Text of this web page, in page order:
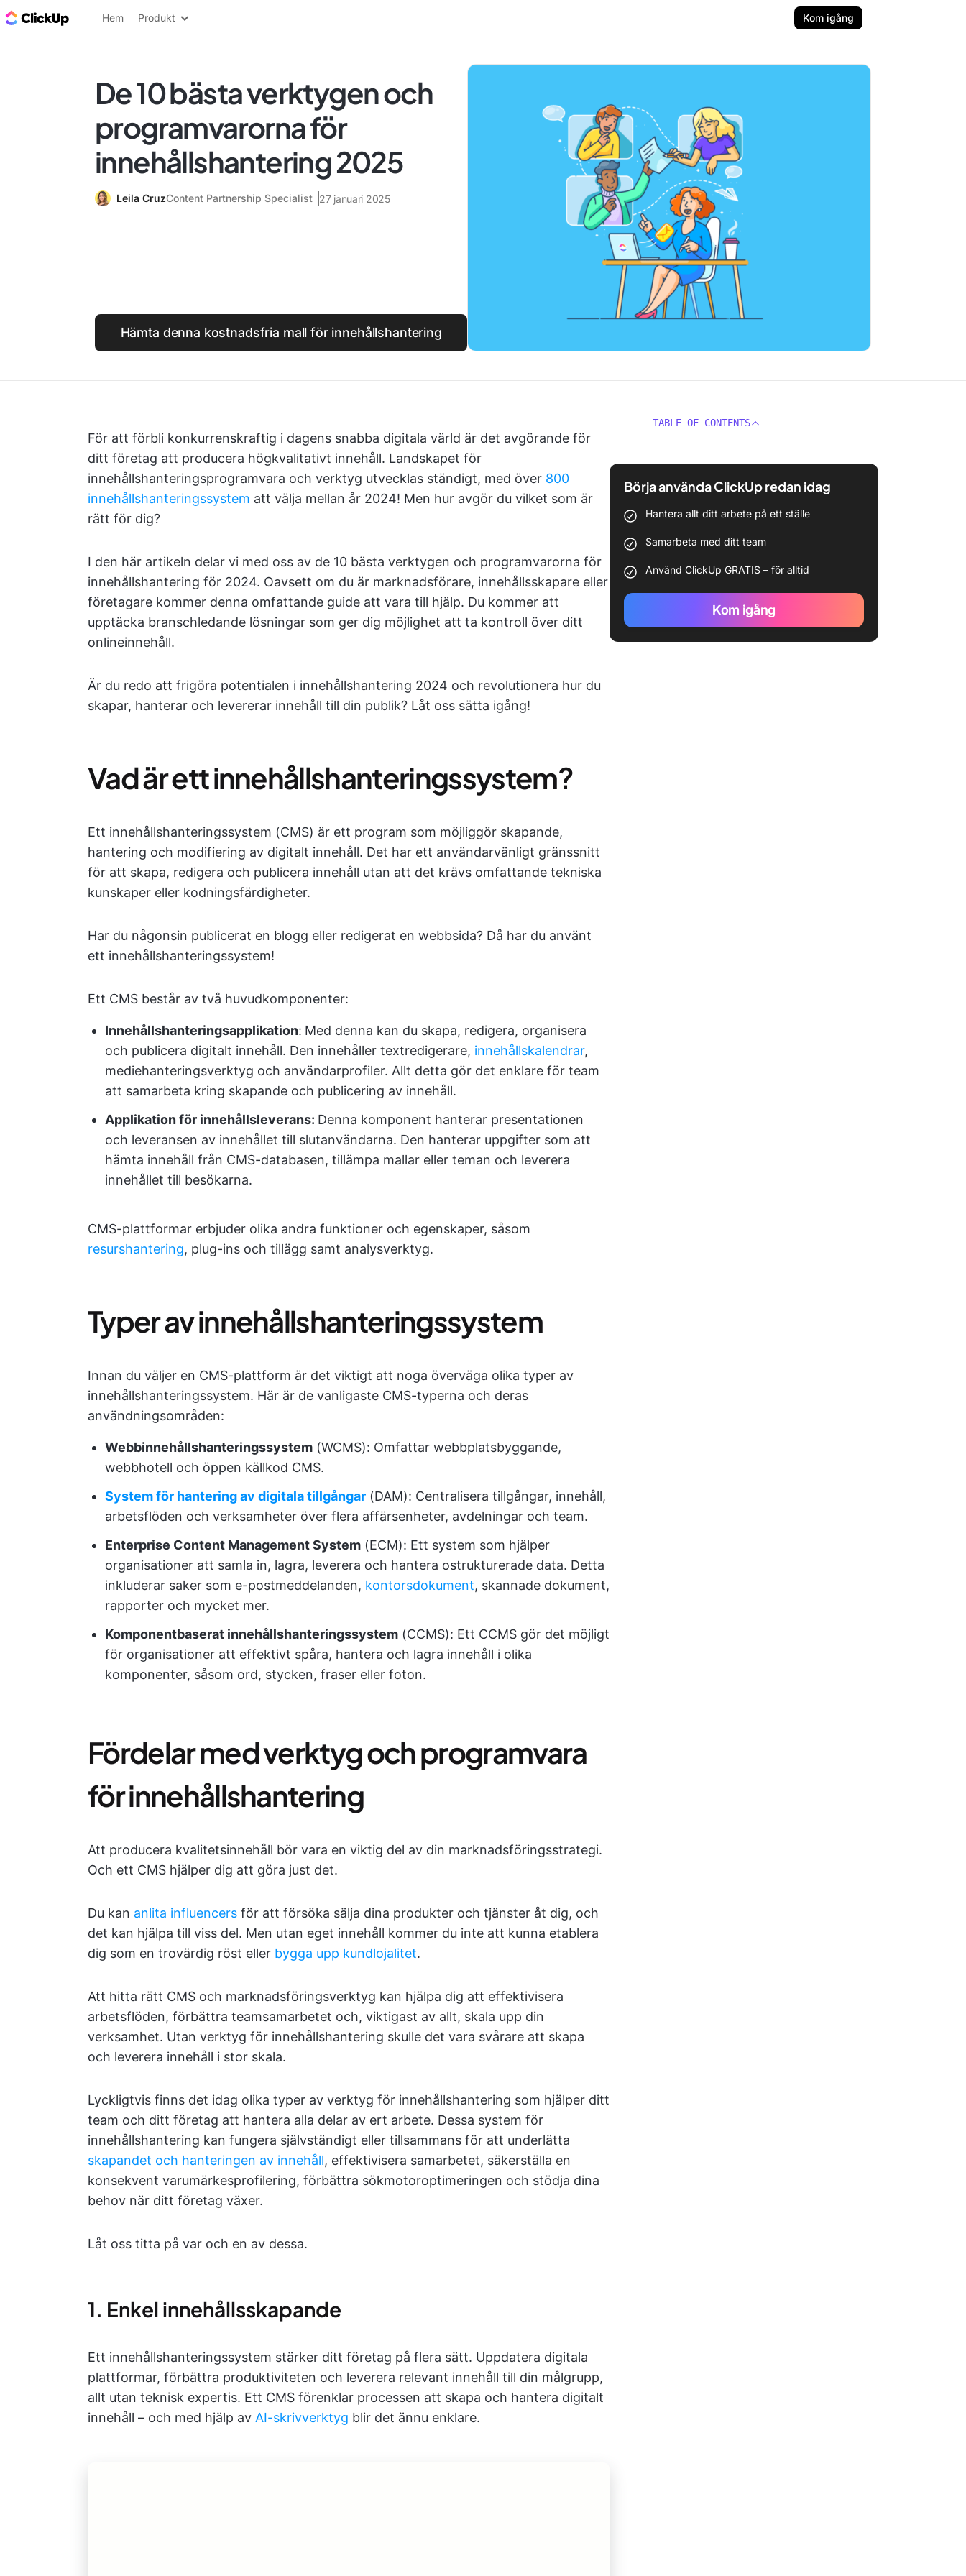
ClickUp-bloggen
Hem Produkt Kom igång
De 10 bästa verktygen och
programvarorna för
innehållshantering 2025
Leila CruzContent Partnership Specialist 27 januari 2025
Hämta denna kostnadsfria mall för innehållshantering
För att förbli konkurrenskraftig i dagens snabba digitala värld är det avgörande för
ditt företag att producera högkvalitativt innehåll. Landskapet för
innehållshanteringsprogramvara och verktyg utvecklas ständigt, med över 800
innehållshanteringssystem att välja mellan år 2024! Men hur avgör du vilket som är
rätt för dig?
I den här artikeln delar vi med oss av de 10 bästa verktygen och programvarorna för
innehållshantering för 2024. Oavsett om du är marknadsförare, innehållsskapare eller
företagare kommer denna omfattande guide att vara till hjälp. Du kommer att
upptäcka branschledande lösningar som ger dig möjlighet att ta kontroll över ditt
onlineinnehåll.
Är du redo att frigöra potentialen i innehållshantering 2024 och revolutionera hur du
skapar, hanterar och levererar innehåll till din publik? Låt oss sätta igång!
Vad är ett innehållshanteringssystem?
Ett innehållshanteringssystem (CMS) är ett program som möjliggör skapande,
hantering och modifiering av digitalt innehåll. Det har ett användarvänligt gränssnitt
för att skapa, redigera och publicera innehåll utan att det krävs omfattande tekniska
kunskaper eller kodningsfärdigheter.
Har du någonsin publicerat en blogg eller redigerat en webbsida? Då har du använt
ett innehållshanteringssystem!
Ett CMS består av två huvudkomponenter:
Innehållshanteringsapplikation: Med denna kan du skapa, redigera, organisera
och publicera digitalt innehåll. Den innehåller textredigerare, innehållskalendrar,
mediehanteringsverktyg och användarprofiler. Allt detta gör det enklare för team
att samarbeta kring skapande och publicering av innehåll.
Applikation för innehållsleverans: Denna komponent hanterar presentationen
och leveransen av innehållet till slutanvändarna. Den hanterar uppgifter som att
hämta innehåll från CMS-databasen, tillämpa mallar eller teman och leverera
innehållet till besökarna.
CMS-plattformar erbjuder olika andra funktioner och egenskaper, såsom
resurshantering, plug-ins och tillägg samt analysverktyg.
Typer av innehållshanteringssystem
Innan du väljer en CMS-plattform är det viktigt att noga överväga olika typer av
innehållshanteringssystem. Här är de vanligaste CMS-typerna och deras
användningsområden:
Webbinnehållshanteringssystem (WCMS): Omfattar webbplatsbyggande,
webbhotell och öppen källkod CMS.
System för hantering av digitala tillgångar (DAM): Centralisera tillgångar, innehåll,
arbetsflöden och verksamheter över flera affärsenheter, avdelningar och team.
Enterprise Content Management System (ECM): Ett system som hjälper
organisationer att samla in, lagra, leverera och hantera ostrukturerade data. Detta
inkluderar saker som e-postmeddelanden, kontorsdokument, skannade dokument,
rapporter och mycket mer.
Komponentbaserat innehållshanteringssystem (CCMS): Ett CCMS gör det möjligt
för organisationer att effektivt spåra, hantera och lagra innehåll i olika
komponenter, såsom ord, stycken, fraser eller foton.
Fördelar med verktyg och programvara
för innehållshantering
Att producera kvalitetsinnehåll bör vara en viktig del av din marknadsföringsstrategi.
Och ett CMS hjälper dig att göra just det.
Du kan anlita influencers för att försöka sälja dina produkter och tjänster åt dig, och
det kan hjälpa till viss del. Men utan eget innehåll kommer du inte att kunna etablera
dig som en trovärdig röst eller bygga upp kundlojalitet.
Att hitta rätt CMS och marknadsföringsverktyg kan hjälpa dig att effektivisera
arbetsflöden, förbättra teamsamarbetet och, viktigast av allt, skala upp din
verksamhet. Utan verktyg för innehållshantering skulle det vara svårare att skapa
och leverera innehåll i stor skala.
Lyckligtvis finns det idag olika typer av verktyg för innehållshantering som hjälper ditt
team och ditt företag att hantera alla delar av ert arbete. Dessa system för
innehållshantering kan fungera självständigt eller tillsammans för att underlätta
skapandet och hanteringen av innehåll, effektivisera samarbetet, säkerställa en
konsekvent varumärkesprofilering, förbättra sökmotoroptimeringen och stödja dina
behov när ditt företag växer.
Låt oss titta på var och en av dessa.
1. Enkel innehållsskapande
Ett innehållshanteringssystem stärker ditt företag på flera sätt. Uppdatera digitala
plattformar, förbättra produktiviteten och leverera relevant innehåll till din målgrupp,
allt utan teknisk expertis. Ett CMS förenklar processen att skapa och hantera digitalt
innehåll – och med hjälp av AI-skrivverktyg blir det ännu enklare.
TABLE OF CONTENTS
Börja använda ClickUp redan idag
Hantera allt ditt arbete på ett ställe
Samarbeta med ditt team
Använd ClickUp GRATIS – för alltid
Kom igång